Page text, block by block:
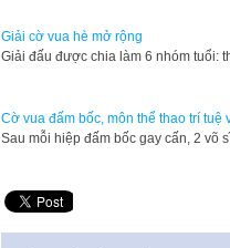
Giải cờ vua hè mở rộng
Giải đấu được chia làm 6 nhóm tuổi:
Cờ vua đấm bốc, môn thể thao trí tuệ
​Sau mỗi hiệp đấm bốc gay cấn, 2 võ